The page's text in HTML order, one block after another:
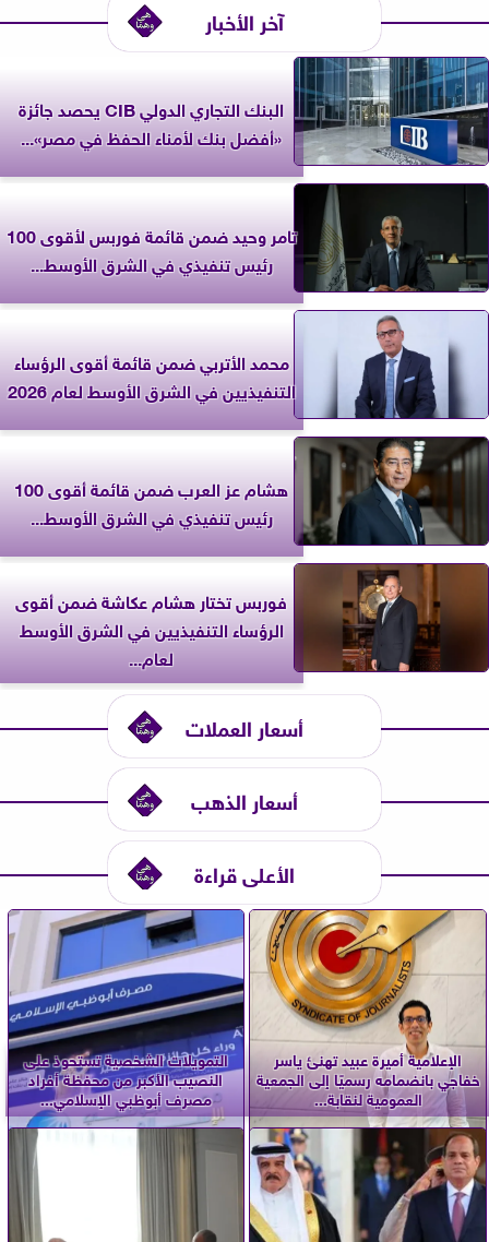
آخر الأخبار
البنك التجاري الدولي CIB يحصد جائزة
«أفضل بنك لأمناء الحفظ في مصر»...
تامر وحيد ضمن قائمة فوربس لأقوى 100
رئيس تنفيذي في الشرق الأوسط...
محمد الأتربي ضمن قائمة أقوى الرؤساء
التنفيذيين في الشرق الأوسط لعام 2026
هشام عز العرب ضمن قائمة أقوى 100
رئيس تنفيذي في الشرق الأوسط...
فوربس تختار هشام عكاشة ضمن أقوى
الرؤساء التنفيذيين في الشرق الأوسط
لعام...
أسعار العملات
أسعار الذهب
الأعلى قراءة
الإعلامية أميرة عبيد تهنئ ياسر
خفاجي بانضمامه رسميًا إلى الجمعية
العمومية لنقابة...
التمويلات الشخصية تستحوذ على
النصيب الأكبر من محفظة أفراد
مصرف أبوظبي الإسلامي...